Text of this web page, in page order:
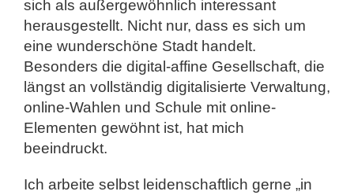
sich als außergewöhnlich interessant
herausgestellt. Nicht nur, dass es sich um
eine wunderschöne Stadt handelt.
Besonders die digital-affine Gesellschaft, die
längst an vollständig digitalisierte Verwaltung,
online-Wahlen und Schule mit online-
Elementen gewöhnt ist, hat mich
beeindruckt.
Ich arbeite selbst leidenschaftlich gerne „in